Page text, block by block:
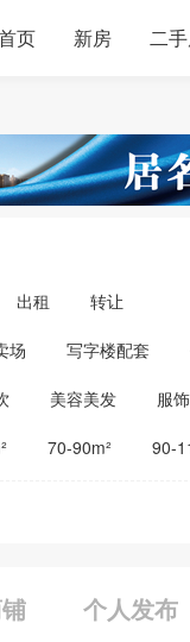
页 新房 二
出租 转让
场 写字楼配套
美容美发 服
70-90m² 90-
个人发布